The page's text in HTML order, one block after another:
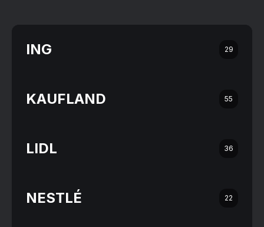
ING 29
KAUFLAND 55
LIDL 36
NESTLÉ 22